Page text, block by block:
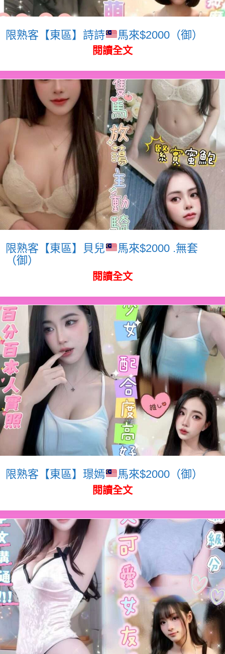
限熟客【東區】詩詩 馬來$2000（御）
閱讀全文
限熟客【東區】貝兒
馬來$2000 .無套
（御）
閱讀全文
限熟客【東區】璟嫣 馬來$2000（御）
閱讀全文